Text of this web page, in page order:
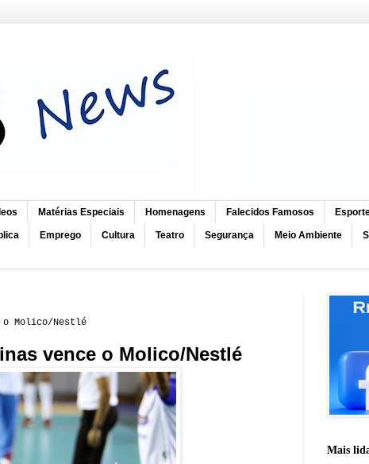
Matérias Especiais Homenagens Falecidos Famosos
Emprego Cultura Teatro Segurança Meio Ambiente
o Molico/Nestlé
vence o Molico/Nestlé
Mais